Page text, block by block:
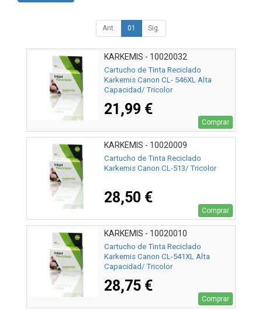
Ant. 01 Sig.
KARKEMIS - 10020032
Cartucho de Tinta Reciclado
Karkemis Canon CL- 546XL Alta
Capacidad/ Tricolor
21,99 €
Comprar
KARKEMIS - 10020009
Cartucho de Tinta Reciclado
Karkemis Canon CL-513/ Tricolor
28,50 €
Comprar
KARKEMIS - 10020010
Cartucho de Tinta Reciclado
Karkemis Canon CL-541XL Alta
Capacidad/ Tricolor
28,75 €
Comprar